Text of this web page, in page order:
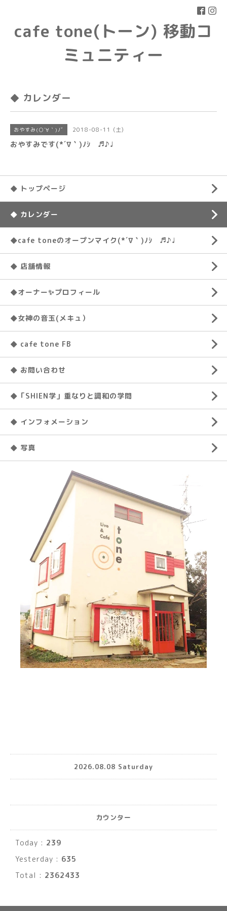
cafe tone(トーン) 移動コ
ミュニティー
◆ カレンダー
おやすみ(○´∀｀)ﾉﾞ 2018-08-11 (土)
おやすみです(*´∇｀)ﾉｼ ♬♪♩
◆ トップページ
◆ カレンダー
◆cafe toneのオープンマイク(*´∇｀)ﾉｼ ♬♪♩
◆ 店舗情報
◆オーナー✨プロフィール
◆女神の音玉(メキュ）
◆ cafe tone FB
◆ お問い合わせ
◆「SHIEN学」重なりと調和の学問
◆ インフォメーション
◆ 写真
2026.08.08 Saturday
カウンター
Today : 239
Yesterday : 635
Total : 2362433